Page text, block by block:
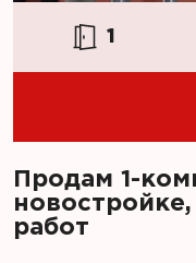
1
Продам 1-
работ